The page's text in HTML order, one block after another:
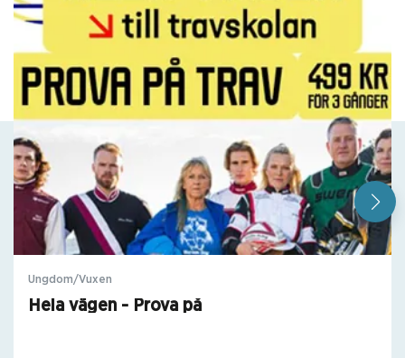
Ungdom/Vuxen
Hela vägen - Prova på